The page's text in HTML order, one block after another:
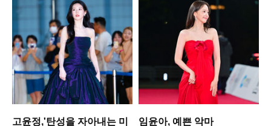
고윤정,'탄성을 자아내는 미 임윤아, 예쁜 악마